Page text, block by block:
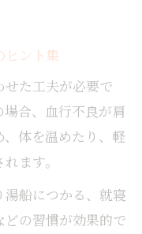
ヒント集
た工夫が必要で
合、血行不良が肩
体を温めたり、軽
ます。
船につかる、就寝
の習慣が効果的で